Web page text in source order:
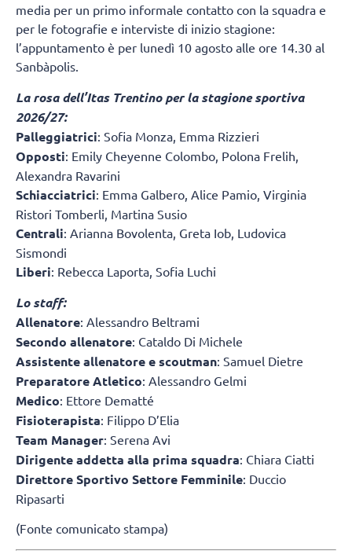
media per un primo informale contatto con la squadra e
per le fotografie e interviste di inizio stagione:
l’appuntamento è per lunedì 10 agosto alle ore 14.30 al
Sanbàpolis.
La rosa dell’Itas Trentino per la stagione sportiva
2026/27:
Palleggiatrici: Sofia Monza, Emma Rizzieri
Opposti: Emily Cheyenne Colombo, Polona Frelih,
Alexandra Ravarini
Schiacciatrici: Emma Galbero, Alice Pamio, Virginia
Ristori Tomberli, Martina Susio
Centrali: Arianna Bovolenta, Greta Iob, Ludovica
Sismondi
Liberi: Rebecca Laporta, Sofia Luchi
Lo staff:
Allenatore: Alessandro Beltrami
Secondo allenatore: Cataldo Di Michele
Assistente allenatore e scoutman: Samuel Dietre
Preparatore Atletico: Alessandro Gelmi
Medico: Ettore Dematté
Fisioterapista: Filippo D’Elia
Team Manager: Serena Avi
Dirigente addetta alla prima squadra: Chiara Ciatti
Direttore Sportivo Settore Femminile: Duccio
Ripasarti
(Fonte comunicato stampa)